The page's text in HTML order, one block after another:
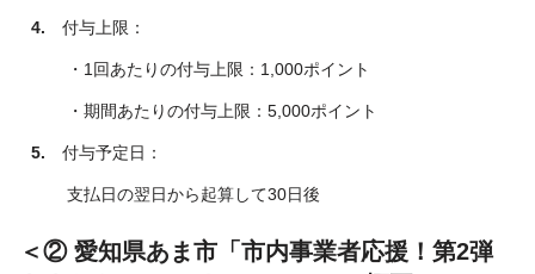
4. 付与上限：
・1回あたりの付与上限：1,000ポイント
・期間あたりの付与上限：5,000ポイント
5. 付与予定日：
支払日の翌日から起算して30日後
＜② 愛知県あま市「市内事業者応援！第2弾